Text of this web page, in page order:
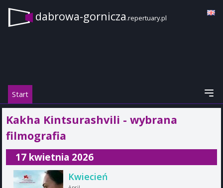
dabrowa-gornicza.repertuary.pl
Start
Kakha Kintsurashvili - wybrana
filmografia
17 kwietnia 2026
Kwiecień